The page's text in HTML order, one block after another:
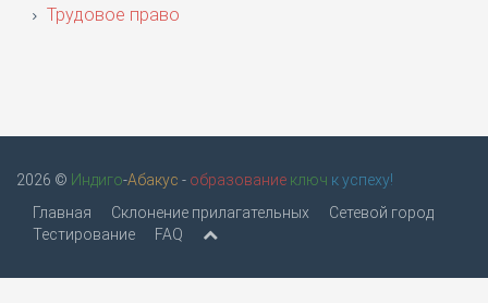
Трудовое право
2026 © Индиго-Абакус - образование ключ к успеху!
Главная
Склонение прилагательных
Сетевой город
Тестирование
FAQ